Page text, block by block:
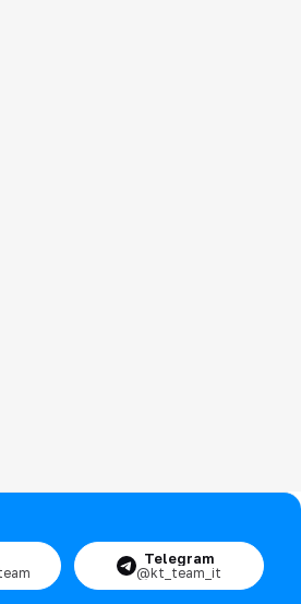
Telegram
@kt_team_it